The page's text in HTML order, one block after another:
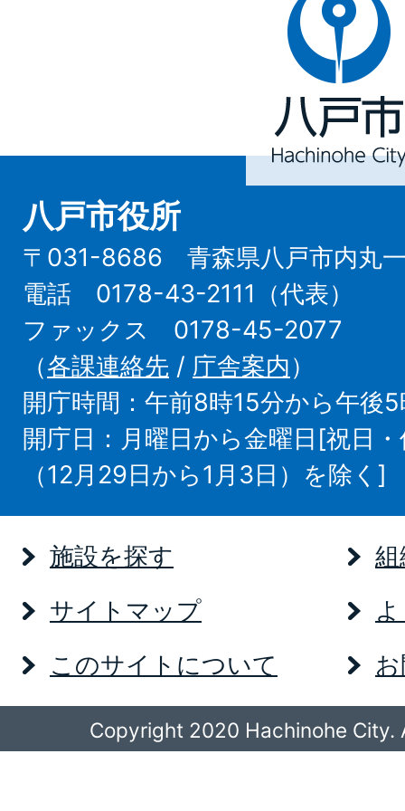
戸
Hachinohe
City
八戸市役所
〒031-8686 青森県八戸市内丸一
電話 0178-43-2111（代表）
ファックス 0178-45-2077
（各課連絡先 / 庁舎案内）
開庁時間：午前8時15分から午後
開庁日：月曜日から金曜日[祝日
（12月29日から1月3日）を除く]
施設を探す
サイトマップ
このサイトについて
Copyright 2020 Hachinohe City.